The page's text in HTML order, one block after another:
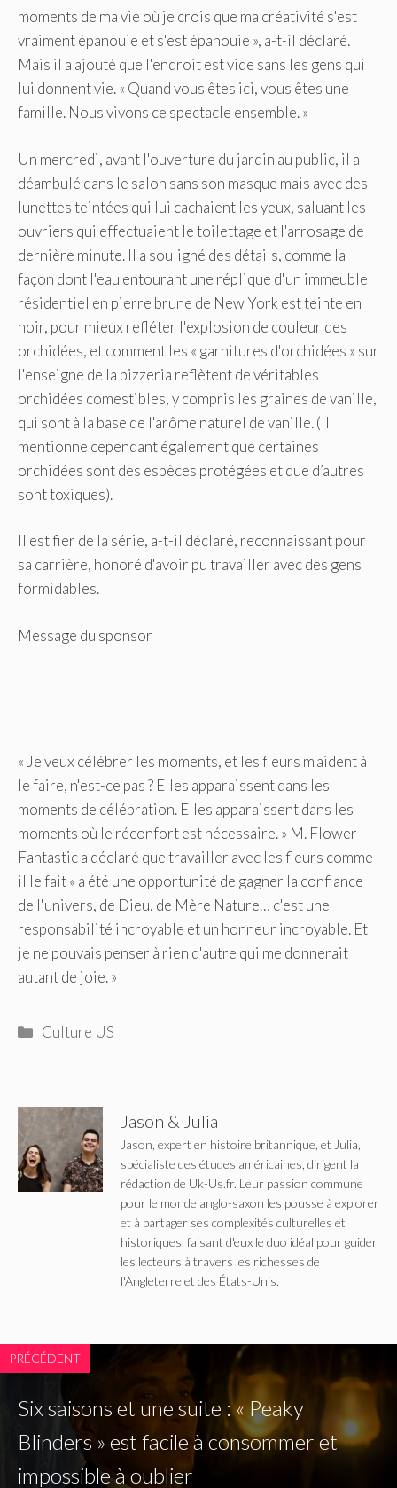
moments de ma vie où je crois que ma créativité s'est
vraiment épanouie et s'est épanouie », a-t-il déclaré.
Mais il a ajouté que l'endroit est vide sans les gens qui
lui donnent vie. « Quand vous êtes ici, vous êtes une
famille. Nous vivons ce spectacle ensemble. »
Un mercredi, avant l'ouverture du jardin au public, il a
déambulé dans le salon sans son masque mais avec des
lunettes teintées qui lui cachaient les yeux, saluant les
ouvriers qui effectuaient le toilettage et l'arrosage de
dernière minute. Il a souligné des détails, comme la
façon dont l'eau entourant une réplique d'un immeuble
résidentiel en pierre brune de New York est teinte en
noir, pour mieux refléter l'explosion de couleur des
orchidées, et comment les « garnitures d'orchidées » sur
l'enseigne de la pizzeria reflètent de véritables
orchidées comestibles, y compris les graines de vanille,
qui sont à la base de l'arôme naturel de vanille. (Il
mentionne cependant également que certaines
orchidées sont des espèces protégées et que d’autres
sont toxiques).
Il est fier de la série, a-t-il déclaré, reconnaissant pour
sa carrière, honoré d'avoir pu travailler avec des gens
formidables.
Message du sponsor
« Je veux célébrer les moments, et les fleurs m'aident à
le faire, n'est-ce pas ? Elles apparaissent dans les
moments de célébration. Elles apparaissent dans les
moments où le réconfort est nécessaire. » M. Flower
Fantastic a déclaré que travailler avec les fleurs comme
il le fait « a été une opportunité de gagner la confiance
de l'univers, de Dieu, de Mère Nature… c'est une
responsabilité incroyable et un honneur incroyable. Et
je ne pouvais penser à rien d'autre qui me donnerait
autant de joie. »
Catégories
Culture US
Jason & Julia
Jason, expert en histoire britannique, et Julia,
spécialiste des études américaines, dirigent la
rédaction de Uk-Us.fr. Leur passion commune
pour le monde anglo-saxon les pousse à explorer
et à partager ses complexités culturelles et
historiques, faisant d'eux le duo idéal pour guider
les lecteurs à travers les richesses de
l'Angleterre et des États-Unis.
PRÉCÉDENT
Six saisons et une suite : « Peaky
Blinders » est facile à consommer et
impossible à oublier